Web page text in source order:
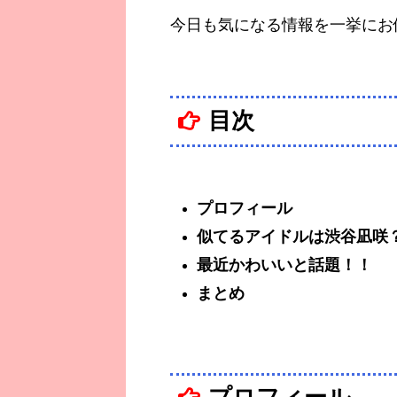
今日も気になる情報を一挙に
目次
プロフィール
似てるアイドルは渋谷凪咲
最近かわいいと話題！！
まとめ